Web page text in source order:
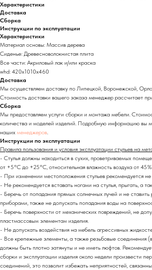
Характеристики
Доставка
Сборка
Инструкции по эксплуатации
Характеристики
Материал основы: Массив дерева
Сиденье: Древесноволокнистая плита
Все части: Акриловый лак и/или краска
whd: 420x1010x460
Доставка
Мы осуществляем доставку по Липецкой, Воронежской,
Стоимость доставки вашего заказа менеджер рассчитает
Сборка
Мы предоставляем услуги сборки и монтажа мебели.
количества и моделей изделий. Подробную информацию вы
наших менеджеров.
Инструкции по эксплуатации
Правила пользования и условия эксплуатации стульев на
- Стулья должны находиться в сухих, проветриваемых
от +5°C до +25°C, относительная влажность воздуха от
- При изменении местоположения стульев рекомендуется не
- Не рекомендуется вставать ногами на стулья, прыгать, а
- Беречь от попадания прямых солнечных лучей и не
приборами, также не допускать попадания воды на
- Беречь поверхности от механических повреждений, не
пластмассовым элементам изделия.
- Не допускать воздействия на мебель агрессивных
- Все крепежные элементы, а также резьбовые соединения
должны быть плотно затянуты и не иметь люфтов.
сборки и эксплуатации изделия около недели произвести
соединений, это позволит избежать неприятностей,